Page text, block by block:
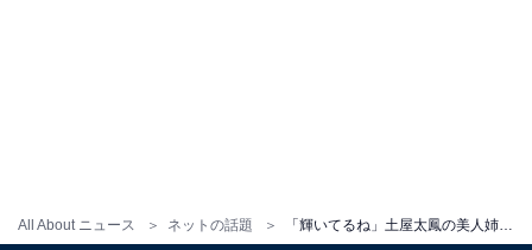
All About ニュース ネットの話題 「輝いてるね」土屋太鳳の美人姉、鍛えられたおなか際立つチアショットを披露！ 「カッコいいです」